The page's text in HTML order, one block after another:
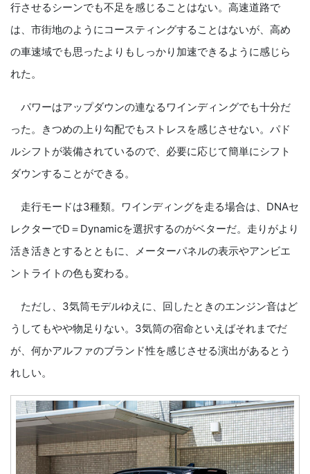
行させるシーンでも不足を感じることはない。高速道路で
は、市街地のようにコースティングすることはないが、高め
の車速域でも思ったよりもしっかり加速できるように感じら
れた。
パワーはアップダウンの連なるワインディングでも十分だ
った。きつめの上り勾配でもストレスを感じさせない。パド
ルシフトが装備されているので、必要に応じて簡単にシフト
ダウンすることができる。
走行モードは3種類。ワインディングを走る場合は、DNAセ
レクターでD＝Dynamicを選択するのがベターだ。走りがより
活き活きとするとともに、メーターパネルの表示やアンビエ
ントライトの色も変わる。
ただし、3気筒モデルゆえに、回したときのエンジン音はど
うしてもやや物足りない。3気筒の宿命といえばそれまでだ
が、何かアルファのブランド性を感じさせる演出があるとう
れしい。